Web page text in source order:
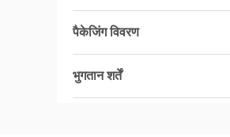
पैकेजिंग विवरण
भुगतान शर्तें